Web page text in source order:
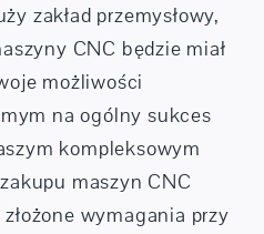
zakład przemysłowy,
CNC będzie miał
możliwości
na ogólny sukces
kompleksowym
maszyn CNC
wymagania przy